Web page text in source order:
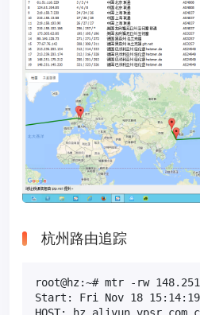
杭州路由追踪
root@hz:~# mtr -rw
Start: Fri Nov 18 15:14:19
HOST: